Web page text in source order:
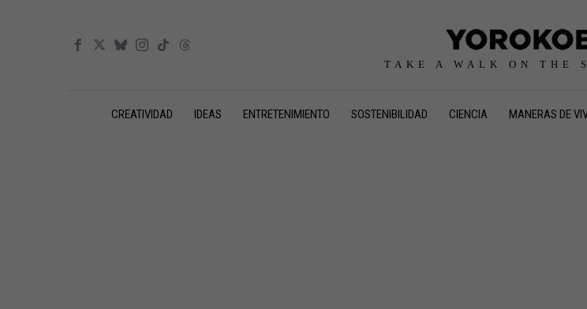
TAKE A WALK ON THE
CREATIVIDAD IDEAS ENTRETENIMIENTO SOSTENIBILIDAD CIENCIA MANERAS DE